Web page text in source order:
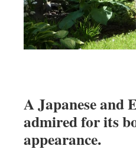
A Japanese and
admired for its
appearance.